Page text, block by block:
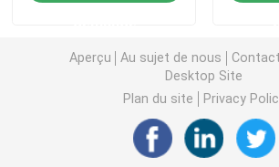
Pp attachent la chaîne de
Machine en plastique d'extrudeuse
Aperçu Au sujet de nous
Desktop Site
Plan du site
Privacy